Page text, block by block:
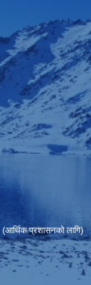
(आर्थिक प्रशासनको लागि)